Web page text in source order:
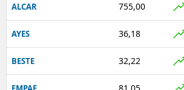
Ardahan
Iğdır
Yalova
ALCAR 755,00
AYES 36,18
BESTE 32,22